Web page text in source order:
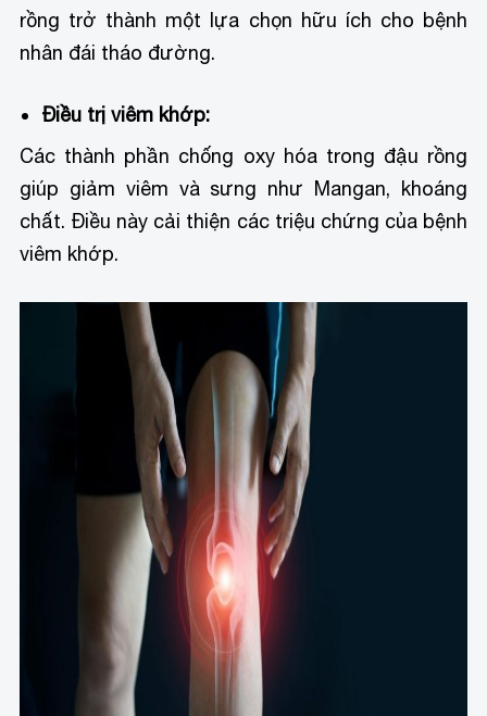
rồng trở thành một lựa chọn hữu ích cho bệnh
nhân đái tháo đường.
Điều trị viêm khớp:
Các thành phần chống oxy hóa trong đậu rồng
giúp giảm viêm và sưng như Mangan, khoáng
chất. Điều này cải thiện các triệu chứng của bệnh
viêm khớp.